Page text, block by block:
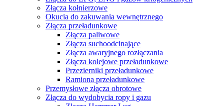
Złącza kołnierzowe
Okucia do zakuwania wewnętrznego
Złącza przeładunkowe
Złącza paliwowe
Złącza suchoodcinające
Złącza awaryjnego rozłączania
Złącza kolejowe przeładunkowe
Przezierniki przeładunkowe
Ramiona przeładunkowe
Przemysłowe złącza obrotowe
Złącza do wydobycia ropy i gazu